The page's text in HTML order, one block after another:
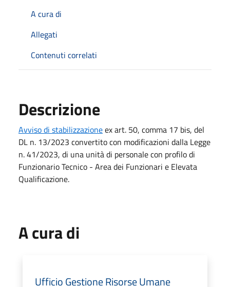
A cura di
Allegati
Contenuti correlati
Descrizione
Avviso di stabilizzazioneex art. 50, comma 17 bis, del
DL n. 13/2023 convertito con modificazioni dalla Legge
n. 41/2023, di una unità di personale con profilo di
Funzionario Tecnico - Area dei Funzionari e Elevata
Qualificazione.
A cura di
Ufficio Gestione Risorse Umane